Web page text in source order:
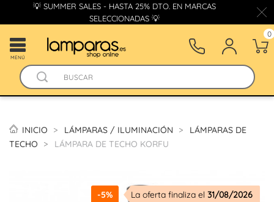
💡 SUMMER SALES - HASTA 25% DTO. EN MARCAS
SELECCIONADAS 💡
MENÚ
0
INICIO LÁMPARAS / ILUMINACIÓN
LÁMPARAS DE
TECHO
LÁMPARA DE TECHO KORFU
-5% La oferta finaliza el 31/08/2026